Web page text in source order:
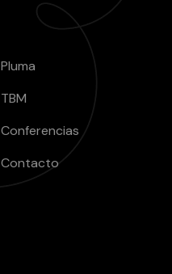
Pluma
TBM
Conferencias
Contacto